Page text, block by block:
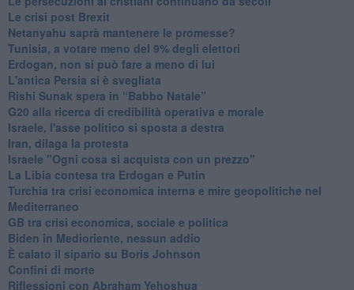
Le crisi post Brexit
Netanyahu saprà mantenere le promesse?
Tunisia, a votare meno del 9% degli elettori
Erdogan, non si può fare a meno di lui
L'antica Persia si è svegliata
Rishi Sunak spera in “Babbo Natale”
G20 alla ricerca di credibilità operativa e morale
Israele, l'asse politico si sposta a destra
Iran, dilaga la protesta
Israele "Ogni cosa si acquista con un prezzo"
La Libia contesa tra Erdogan e Putin
Turchia tra crisi economica interna e mire geopolitiche nel
Mediterraneo
GB tra crisi economica, sociale e politica
Biden in Medioriente, nessun addio
È calato il sipario su Boris Johnson
Confini di morte
Riflessioni con Abraham Yehoshua